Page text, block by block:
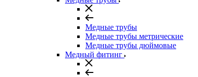
Медные трубы
Медные трубы метрические
Медные трубы дюймовые
Медный фитинг